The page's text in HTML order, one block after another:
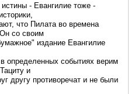
истины - Евангилие тоже -
что Пилата во времена
со своим
издание Евангилие
определенных событиях верим
и
другу противоречат и не были